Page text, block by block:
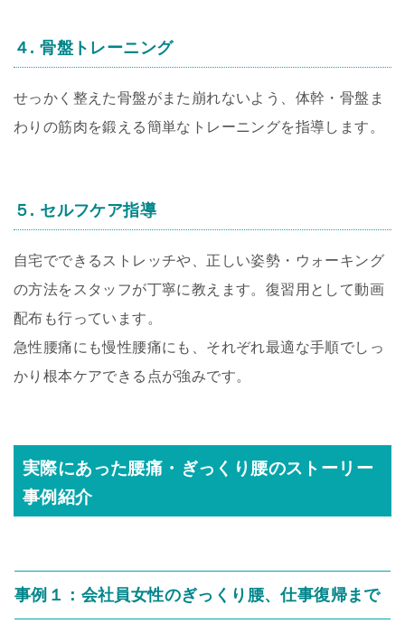
４. 骨盤トレーニング
せっかく整えた骨盤がまた崩れないよう、体幹・骨盤ま
わりの筋肉を鍛える簡単なトレーニングを指導します。
５. セルフケア指導
自宅でできるストレッチや、正しい姿勢・ウォーキング
の方法をスタッフが丁寧に教えます。復習用として動画
配布も行っています。
急性腰痛にも慢性腰痛にも、それぞれ最適な手順でしっ
かり根本ケアできる点が強みです。
実際にあった腰痛・ぎっくり腰のストーリー
事例紹介
事例１：会社員女性のぎっくり腰、仕事復帰まで